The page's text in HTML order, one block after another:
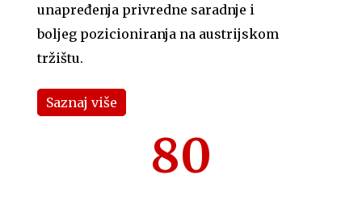
unapređenja privredne saradnje i
boljeg pozicioniranja na austrijskom
tržištu.
Saznaj više
80